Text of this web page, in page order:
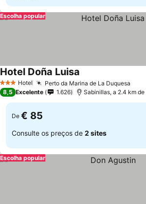
Escolha popular
3 EstrelasHotel Perto da Marina de La Duquesa
Hotel Doña Luisa
8,5 Excelente 1.626 Sabinillas, a 2.4 km
De € 85
Consulte os preços de 2 sites
Escolha popular